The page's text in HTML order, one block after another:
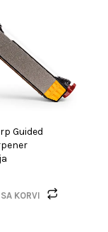
Guided
KORVI